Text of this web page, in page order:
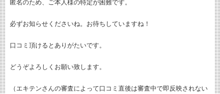
匿名のため、ご本人様の特定が困難です。
必ずお知らせくださいね。お待ちしていますね！
口コミ頂けるとありがたいです。
どうぞよろしくお願い致します。
（エキテンさんの審査によって口コミ直後は審査中で即反映されない